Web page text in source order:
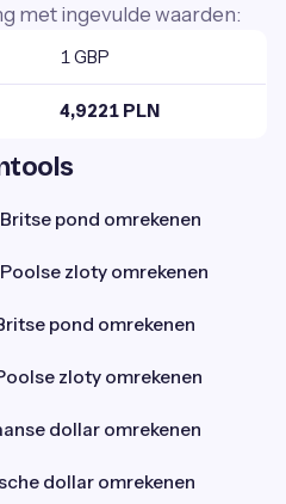
met ingevulde waarden:
1 GBP
4,9221 PLN
pond omrekenen
zloty omrekenen
pond omrekenen
zloty omrekenen
dollar omrekenen
dollar omrekenen